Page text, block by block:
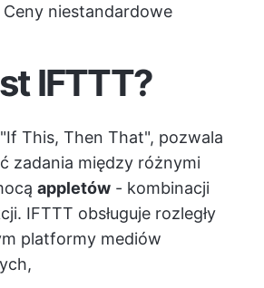
Ceny niestandardowe
IFTTT?
This, Then That", pozwala
zadania między różnymi
appletów - kombinacji
IFTTT obsługuje rozległy
platformy mediów